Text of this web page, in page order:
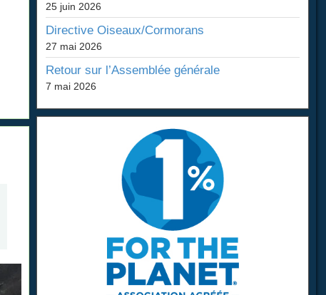
25 juin 2026
Directive Oiseaux/Cormorans
27 mai 2026
Retour sur l’Assemblée générale
7 mai 2026